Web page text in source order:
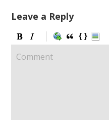
Leave a Reply